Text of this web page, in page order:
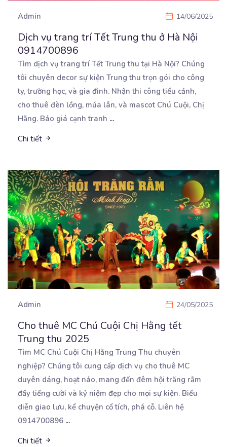
Admin 14/06/2025
Dịch vụ trang trí Tết Trung thu ở Hà Nội
0914700896
Tìm dịch vụ trang trí Tết Trung thu tại Hà Nội? Chúng
tôi chuyên decor sự kiện Trung thu trọn gói cho công
ty, trường học, và gia đình. Nhận thi công tiểu cảnh,
cho thuê đèn lồng, múa lân, và mascot Chú Cuội, Chị
Hằng. Báo giá cạnh tranh ...
Chi tiết
Admin 24/05/2025
Cho thuê MC Chú Cuội Chị Hằng tết
Trung thu 2025
Tìm MC Chú Cuội Chị Hằng Trung Thu chuyên
nghiệp? Chúng tôi cung cấp dịch vụ cho thuê MC
duyên dáng, hoạt náo, mang đến đêm hội trăng rằm
đầy tiếng cười và kỷ niệm đẹp cho mọi sự kiện. Biểu
diễn giao lưu, kể chuyện cổ tích, phá cỗ. Liên hệ
0914700896 ...
Chi tiết